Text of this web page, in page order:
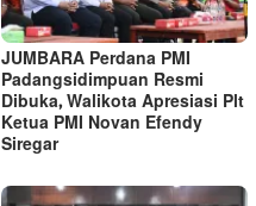
JUMBARA Perdana PMI
Padangsidimpuan Resmi
Dibuka, Walikota Apresiasi Plt
Ketua PMI Novan Efendy
Siregar